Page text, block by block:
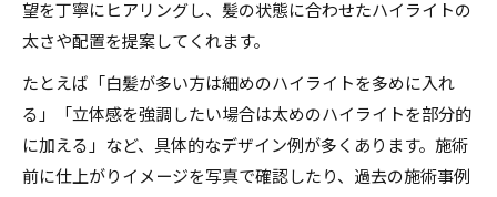
望を丁寧にヒアリングし、髪の状態に合わせたハイライトの
太さや配置を提案してくれます。
たとえば「白髪が多い方は細めのハイライトを多めに入れ
る」「立体感を強調したい場合は太めのハイライトを部分的
に加える」など、具体的なデザイン例が多くあります。施術
前に仕上がりイメージを写真で確認したり、過去の施術事例